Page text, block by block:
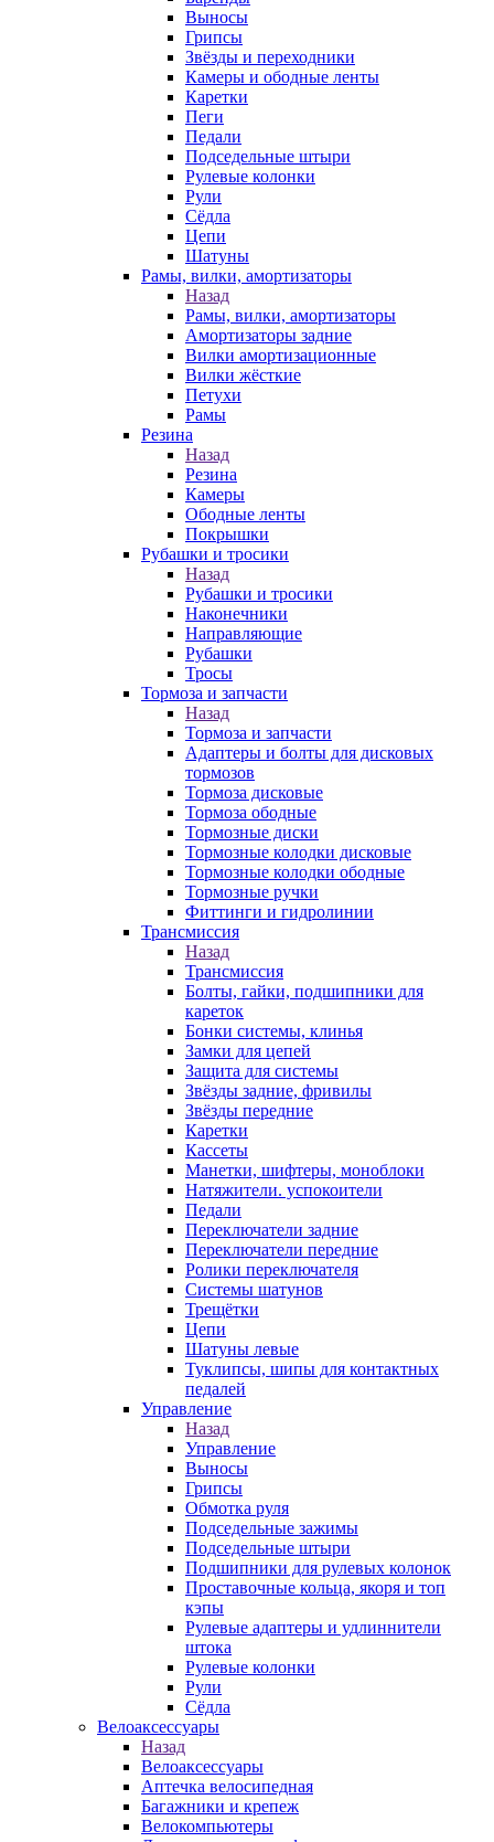
Выносы
Грипсы
Звёзды и переходники
Камеры и ободные ленты
Каретки
Пеги
Педали
Подседельные штыри
Рулевые колонки
Рули
Сёдла
Цепи
Шатуны
Рамы, вилки, амортизаторы
Назад
Рамы, вилки, амортизаторы
Амортизаторы задние
Вилки амортизационные
Вилки жёсткие
Петухи
Рамы
Резина
Назад
Резина
Камеры
Ободные ленты
Покрышки
Рубашки и тросики
Назад
Рубашки и тросики
Наконечники
Направляющие
Рубашки
Тросы
Тормоза и запчасти
Назад
Тормоза и запчасти
Адаптеры и болты для дисковых
тормозов
Тормоза дисковые
Тормоза ободные
Тормозные диски
Тормозные колодки дисковые
Тормозные колодки ободные
Тормозные ручки
Фиттинги и гидролинии
Трансмиссия
Назад
Трансмиссия
Болты, гайки, подшипники для
кареток
Бонки системы, клинья
Замки для цепей
Защита для системы
Звёзды задние, фривилы
Звёзды передние
Каретки
Кассеты
Манетки, шифтеры, моноблоки
Натяжители. успокоители
Педали
Переключатели задние
Переключатели передние
Ролики переключателя
Системы шатунов
Трещётки
Цепи
Шатуны левые
Туклипсы, шипы для контактных
педалей
Управление
Назад
Управление
Выносы
Грипсы
Обмотка руля
Подседельные зажимы
Подседельные штыри
Подшипники для рулевых колонок
Проставочные кольца, якоря и топ
кэпы
Рулевые адаптеры и удлиннители
штока
Рулевые колонки
Рули
Сёдла
Велоаксессуары
Назад
Велоаксессуары
Аптечка велосипедная
Багажники и крепеж
Велокомпьютеры